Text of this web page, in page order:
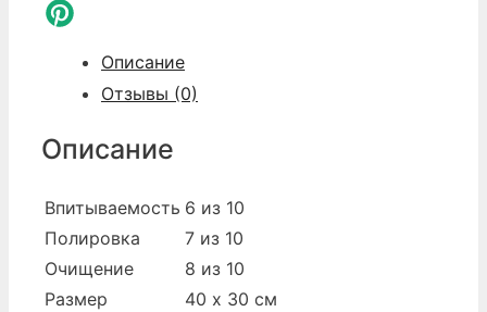
Twitter
Описание
Отзывы (0)
Описание
Впитываемость 6 из 10
Полировка
7 из 10
Очищение
8 из 10
Размер
40 х 30 см